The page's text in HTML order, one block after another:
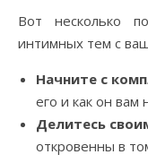
Вот несколько
интимных тем с
Начните с
его и как он вам
Делитесь
откровенны в